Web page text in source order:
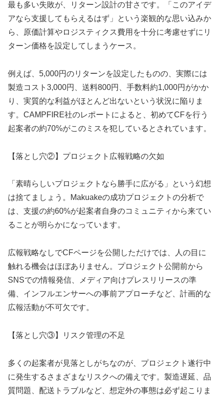
最も多い失敗が、リターン設計の甘さです。「このアイデ
アなら支援してもらえるはず」という楽観的な思い込みか
ら、原価計算やロジスティクス費用を十分に考慮せずにリ
ターン価格を設定してしまうケース。
例えば、5,000円のリターンを設定したものの、実際には
製造コスト3,000円、送料800円、手数料約1,000円がかか
り、実質的な利益がほとんど出ないという状況に陥りま
す。CAMPFIRE社のレポートによると、初めてCFを行う
起案者の約70%がこのミスを犯しているとされています。
【落とし穴②】プロジェクト広報戦略の欠如
「素晴らしいプロジェクトなら勝手に広がる」という幻想
は捨てましょう。Makuakeの成功プロジェクトの分析で
は、支援の約60%が起案者自身のコミュニティから来てい
ることが明らかになっています。
広報戦略なしでCFページを公開しただけでは、人の目に
触れる機会はほぼありません。プロジェクト公開前から
SNSでの情報発信、メディア向けプレスリリースの準
備、インフルエンサーへの事前アプローチなど、計画的な
広報活動が不可欠です。
【落とし穴③】リスク管理の不足
多くの起案者が見落としがちなのが、プロジェクト遂行中
に発生するさまざまなリスクへの備えです。製造遅延、品
質問題、配送トラブルなど、想定外の事態は必ず起こりま